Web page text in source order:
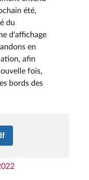
été,
du
d'affichage
en
afin
fois,
bords des